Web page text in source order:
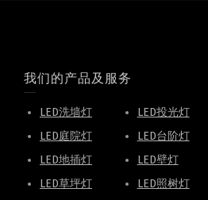
我们的产品及服务
LED洗墙灯 LED投光灯
LED庭院灯
LED台阶灯
LED地插灯
LED壁灯
LED草坪灯
LED照树灯